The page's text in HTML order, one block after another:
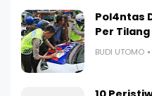
Pol4ntas
Per Tilang
BUDI UTOMO